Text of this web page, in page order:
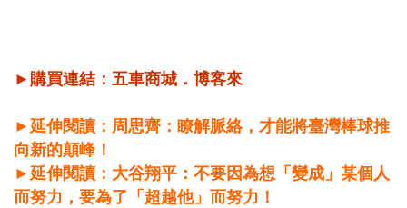
►購買連結： 五車商城 ． 博客來
►延伸閱讀：周思齊：瞭解脈絡，才能將臺灣棒球推
向新的顛峰！
►延伸閱讀：大谷翔平：不要因為想「變成」某個人
而努力，要為了「超越他」而努力！